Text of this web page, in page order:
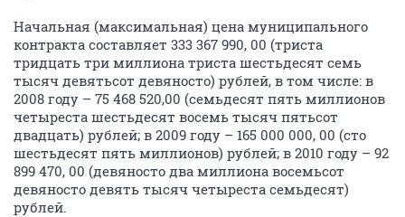
Начальная (максимальная) цена муниципального
контракта составляет 333 367 990, 00 (триста
тридцать три миллиона триста шестьдесят семь
тысяч девятьсот девяносто) рублей, в том числе: в
2008 году – 75 468 520,00 (семьдесят пять миллионов
четыреста шестьдесят восемь тысяч пятьсот
двадцать) рублей; в 2009 году – 165 000 000, 00 (сто
шестьдесят пять миллионов) рублей; в 2010 году – 92
899 470, 00 (девяносто два миллиона восемьсот
девяносто девять тысяч четыреста семьдесят)
рублей.